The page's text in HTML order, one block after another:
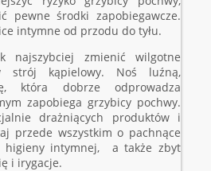
pewne środki zapobiegawcze.
intymne od przodu do tyłu.
najszybciej zmienić wilgotne
strój kąpielowy. Noś luźną,
która dobrze odprowadza
zapobiega grzybicy pochwy.
drażniących produktów i
przede wszystkim o pachnące
intymnej, a także zbyt
i irygacje.